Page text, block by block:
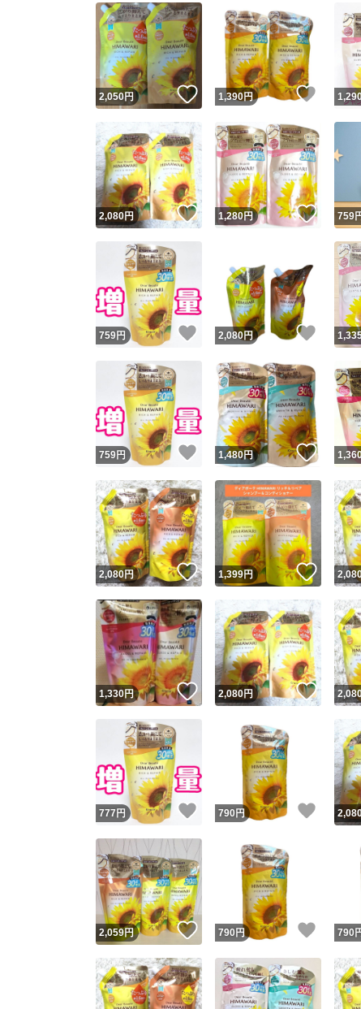
スピー
※このバ
ス
スピ
安
2,050円 いいね！
1,390円 いいね
2,080円 いいね！
1,280円 いいね
759
759円 いいね！
2,080円 いいね
759円 いいね！
1,480円 いいね
2,080円 いいね！
1,399円 いいね
1,330円 いいね！
2,080円 いいね
777 円 いいね！
790 円 いいね
2,059円 いいね！
790 円 いいね
790